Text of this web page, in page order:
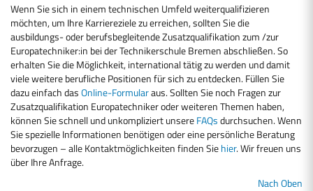
Wenn Sie sich in einem technischen Umfeld weiterqualifizieren
möchten, um Ihre Karriereziele zu erreichen, sollten Sie die
ausbildungs- oder berufsbegleitende Zusatzqualifikation zum /zur
Europatechniker:in bei der Technikerschule Bremen abschließen. So
erhalten Sie die Möglichkeit, international tätig zu werden und damit
viele weitere berufliche Positionen für sich zu entdecken. Füllen Sie
dazu einfach dasOnline-Formularaus. Sollten Sie noch Fragen zur
Zusatzqualifikation Europatechniker oder weiteren Themen haben,
können Sie schnell und unkompliziert unsereFAQsdurchsuchen. Wenn
Sie spezielle Informationen benötigen oder eine persönliche Beratung
bevorzugen – alle Kontaktmöglichkeiten finden Siehier. Wir freuen uns
über Ihre Anfrage.
Nach Oben